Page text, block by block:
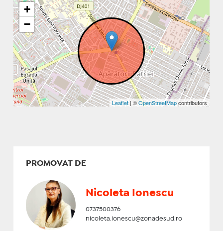
+
−
Leaflet | ©OpenStreetMapcontributors
PROMOVAT DE
Nicoleta Ionescu
0737500376
nicoleta.ionescu@zonadesud.ro